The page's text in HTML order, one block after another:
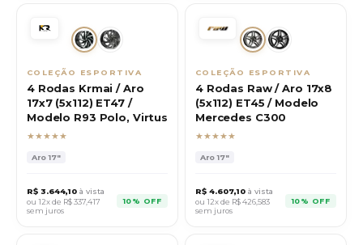
COLEÇÃO ESPORTIVA
4 Rodas Krmai / Aro
17x7 (5x112) ET47 /
Modelo R93 Polo, Virtus
★★★★★
Aro17"
R$ 3.644,10 à vista
ou 12x de R$337,417
sem juros
10% OFF
COLEÇÃO ESPORTIVA
4 Rodas Raw / Aro 17x8
(5x112) ET45 / Modelo
Mercedes C300
★★★★★
Aro17"
R$ 4.607,10 à vista
ou 12x de R$426,583
sem juros
10% OFF